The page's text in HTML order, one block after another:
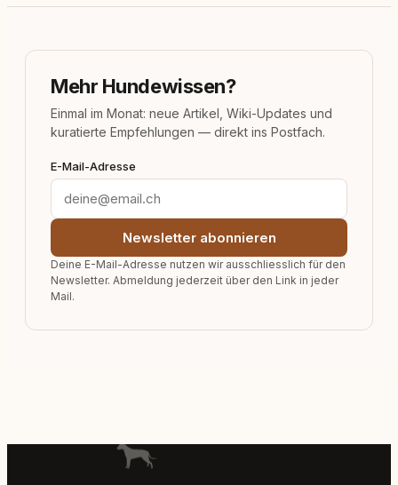
Mehr Hundewissen?
Einmal im Monat: neue Artikel, Wiki-Updates und
kuratierte Empfehlungen — direkt ins Postfach.
E-Mail-Adresse
Newsletter abonnieren
Deine E-Mail-Adresse nutzen wir ausschliesslich für den
Newsletter. Abmeldung jederzeit über den Link in jeder
Mail.